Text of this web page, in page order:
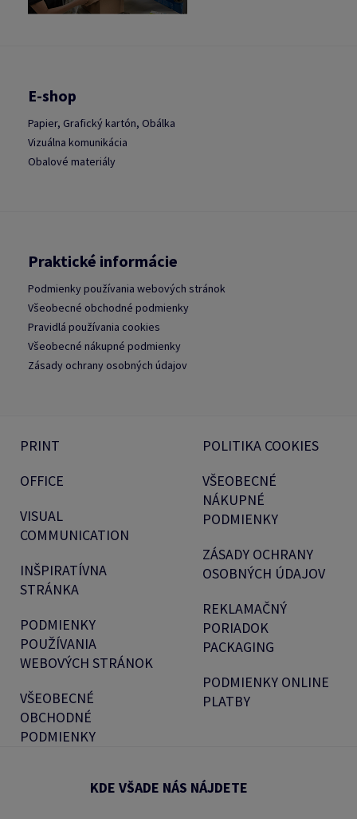
E-shop
Papier, Grafický kartón, Obálka
Vizuálna komunikácia
Obalové materiály
Praktické informácie
Podmienky používania webových stránok
Všeobecné obchodné podmienky
Pravidlá používania cookies
Všeobecné nákupné podmienky
Zásady ochrany osobných údajov
PRINT
OFFICE
VISUAL
COMMUNICATION
INŠPIRATÍVNA
STRÁNKA
PODMIENKY
POUŽÍVANIA
WEBOVÝCH STRÁNOK
VŠEOBECNÉ
OBCHODNÉ
PODMIENKY
POLITIKA COOKIES
VŠEOBECNÉ
NÁKUPNÉ
PODMIENKY
ZÁSADY OCHRANY
OSOBNÝCH ÚDAJOV
REKLAMAČNÝ
PORIADOK
PACKAGING
PODMIENKY ONLINE
PLATBY
KDE VŠADE NÁS NÁJDETE